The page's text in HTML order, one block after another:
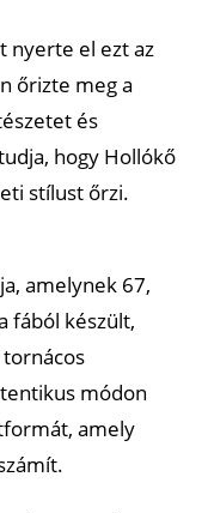
nyerte el ezt az
őrizte meg a
és
hogy Hollókő
stílust őrzi.
amelynek 67,
fából készült,
módon
amely